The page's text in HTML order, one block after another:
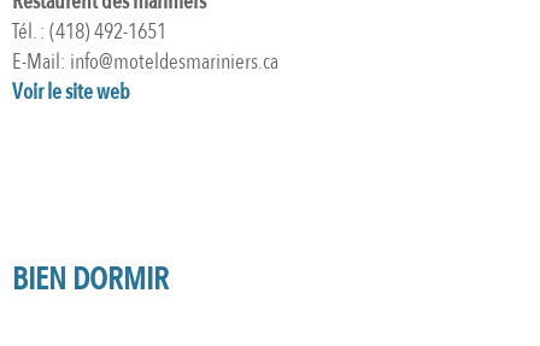
Tél. : (418) 492-1651
E-Mail: info@moteldesmariniers.ca
Voir le site web
BIEN DORMIR